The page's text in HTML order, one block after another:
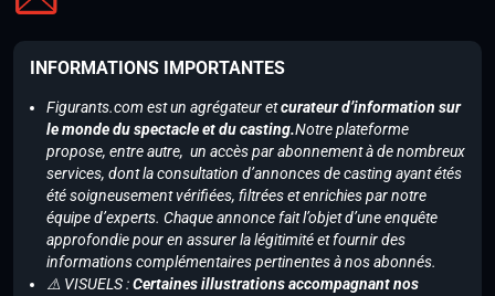
INFORMATIONS IMPORTANTES
Figurants.com est un agrégateur etcurateur d’information sur
le monde du spectacle et du casting.Notre plateforme
propose, entre autre, un accès par abonnement à de nombreux
services, dont la consultation d’annonces de casting ayant étés
été soigneusement vérifiées, filtrées et enrichies par notre
équipe d’experts. Chaque annonce fait l’objet d’une enquête
approfondie pour en assurer la légitimité et fournir des
informations complémentaires pertinentes à nos abonnés.
⚠️ VISUELS :Certaines illustrations accompagnant nos